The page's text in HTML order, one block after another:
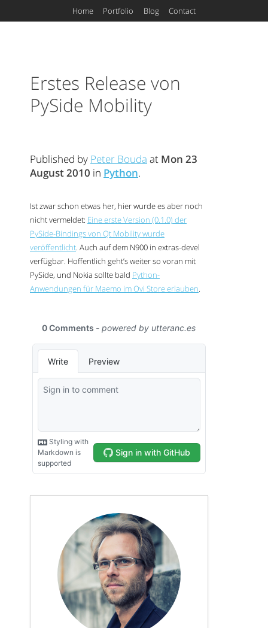
Home Portfolio Blog Contact
Erstes Release von
PySide Mobility
Published by Peter Bouda at Mon 23
August 2010 in Python.
Ist zwar schon etwas her, hier wurde es aber noch
nicht vermeldet: Eine erste Version (0.1.0) der
PySide-Bindings von Qt Mobility wurde
veröffentlicht. Auch auf dem N900 in extras-devel
verfügbar. Hoffentlich geht’s weiter so voran mit
PySide, und Nokia sollte bald Python-
Anwendungen für Maemo im Ovi Store erlauben.